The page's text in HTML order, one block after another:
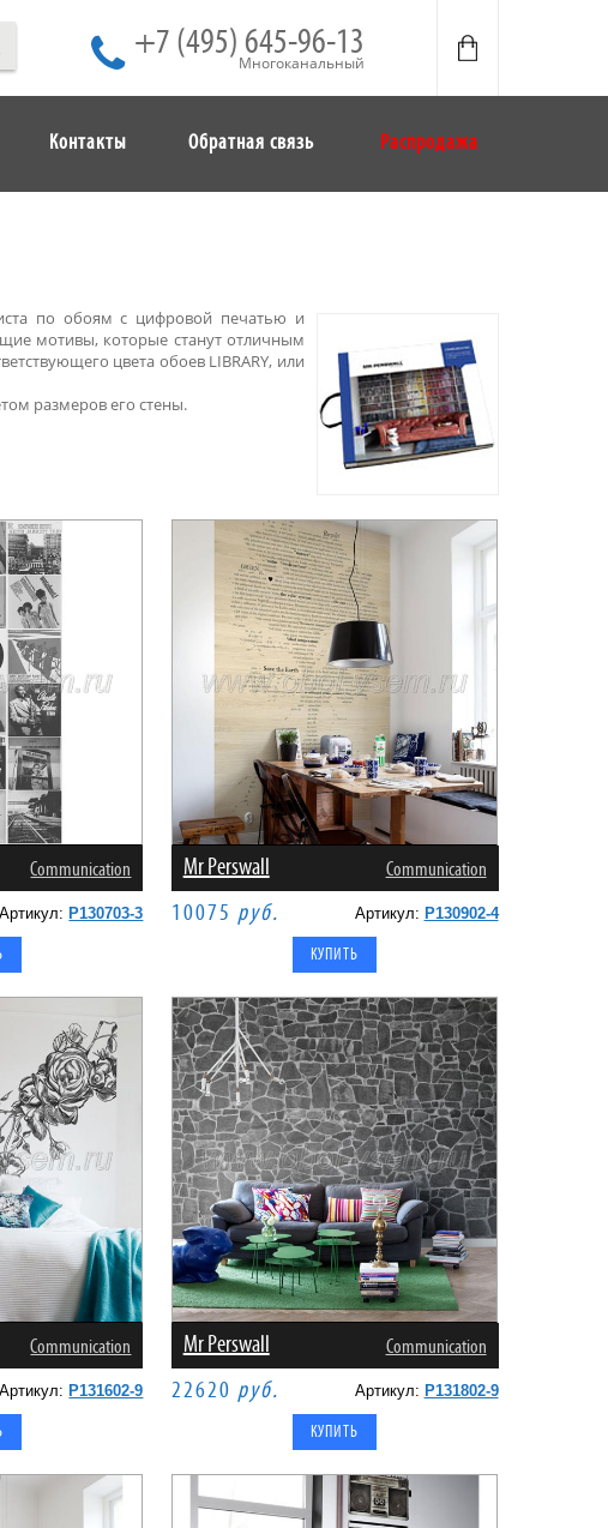
+7 (495) 645-96-13
Многоканальный
Контакты Обратная связь Распродажа
по обоям с цифровой печатью и
мотивы, которые станут отличным
цвета обоев LIBRARY, или
размеров его стены.
Communication
Артикул: P130703-3
Mr Perswall Communication
10075 руб. Артикул: P130902-4
Communication
Артикул: P131602-9
Mr Perswall Communication
22620 руб. Артикул: P131802-9